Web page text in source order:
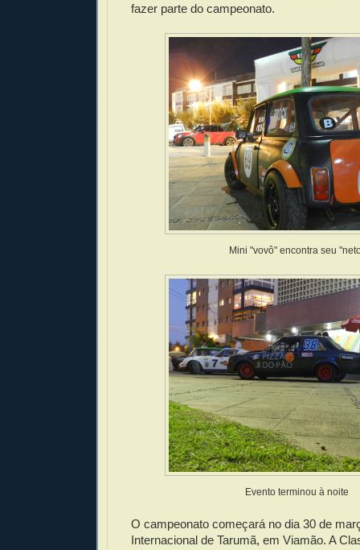
fazer parte do campeonato.
Mini "vovô" encontra seu
Evento terminou à noite
O campeonato começará no dia 30 de
Internacional de Tarumã, em Viamão. A